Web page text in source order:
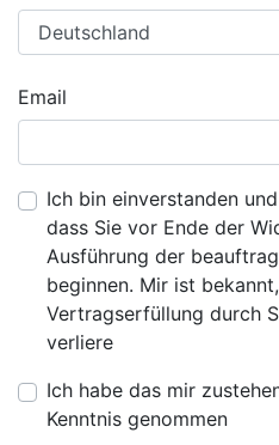
Email
Ich bin einverstanden
dass Sie vor Ende der
Ausführung der
beginnen. Mir ist
Vertragserfüllung durch
verliere
Ich habe das mir
Kenntnis genommen